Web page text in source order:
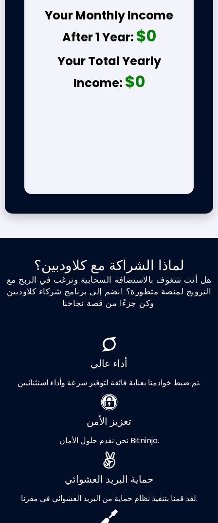
Your Monthly Income
After 1 Year: $0
Your Total Yearly
Income: $0
لماذا الشراكة مع كلاودبين؟
هل أنت شغوف بالاستضافة السحابية وترغب في الربح مع
الترويج لمنصة متطورة؟ انضم إلى برنامج شركاء كلاودبين
وكن جزءًا من قصة نجاحنا.
أداء عالي
تم ضبط خوادمنا بعناية فائقة لتوفير سرعة وأداء استثنائيين.
تعزيز الأمن
نحن نقدم حلول الأمان Bitninja.
حماية البريد العشوائي
لقد قمنا بتنفيذ نظام حماية من البريد العشوائي في مقرنا.